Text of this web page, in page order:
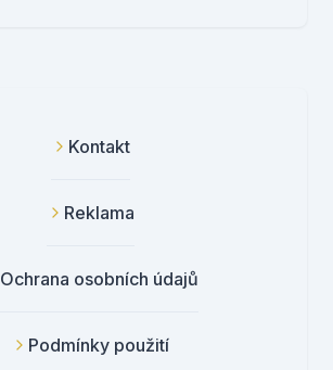
Kontakt
Reklama
Ochrana osobních údajů
Podmínky použití